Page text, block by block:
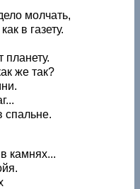
молчать,
в газету.
же так?
камнях...